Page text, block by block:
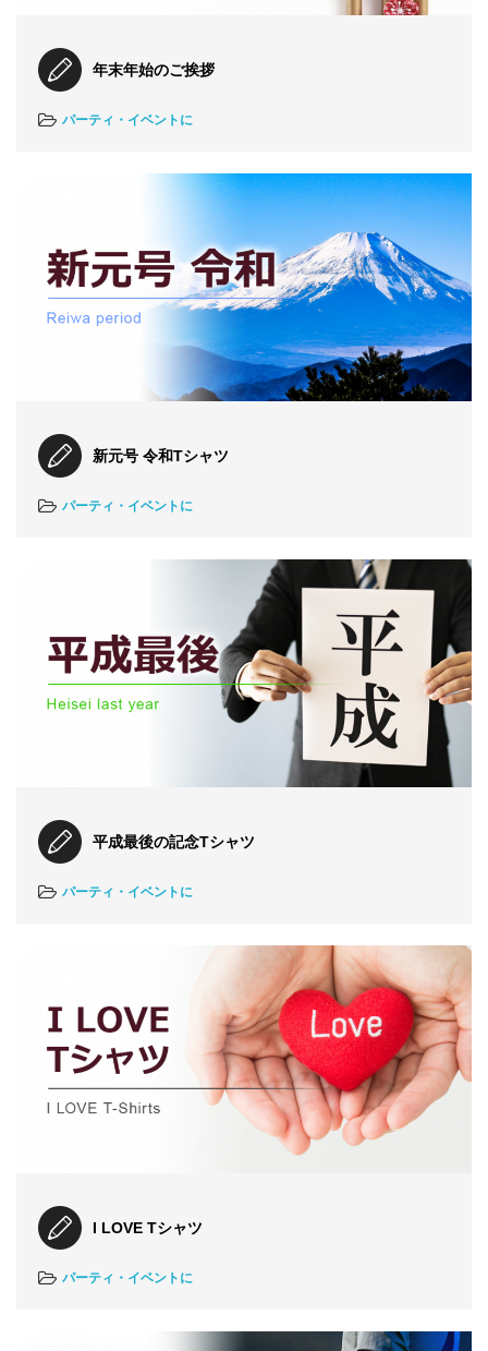
年末年始のご挨拶
パーティ・イベントに
新元号 令和Tシャツ
パーティ・イベントに
平成最後の記念Tシャツ
パーティ・イベントに
I LOVE Tシャツ
パーティ・イベントに